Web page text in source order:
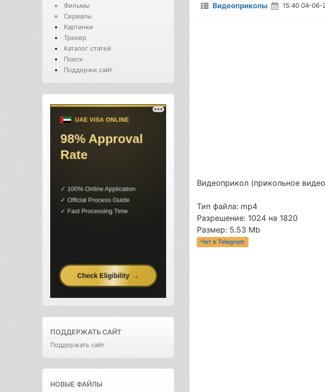
Фильмы
Сериалы
Картинки
Трекер
Каталог статей
Поиск
Поддержи сайт
ПОДДЕРЖАТЬ САЙТ
Поддержать сайт
НОВЫЕ ФАЙЛЫ
Видеоприколы 15:40 04-06-
Видеоприкол (прикольное
Тип файла: mp4
Разрешение: 1024 на 1820
Размер: 5.53 Mb
Чат в Telegram